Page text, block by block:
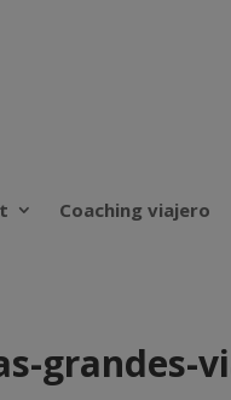
Coaching viajero
grandes-